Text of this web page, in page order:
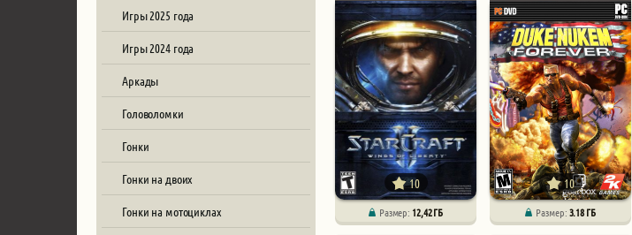
Игры 2025 года
Игры 2024 года
Аркады
Головоломки
Гонки
Гонки на двоих
Гонки на мотоциклах
10
Размер: 12,42 ГБ
10
Размер:3.18 ГБ